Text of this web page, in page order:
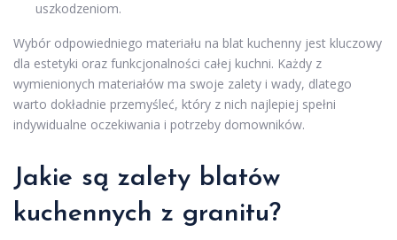
uszkodzeniom.
Wybór odpowiedniego materiału na blat kuchenny jest kluczowy
dla estetyki oraz funkcjonalności całej kuchni. Każdy z
wymienionych materiałów ma swoje zalety i wady, dlatego
warto dokładnie przemyśleć, który z nich najlepiej spełni
indywidualne oczekiwania i potrzeby domowników.
Jakie są zalety blatów
kuchennych z granitu?